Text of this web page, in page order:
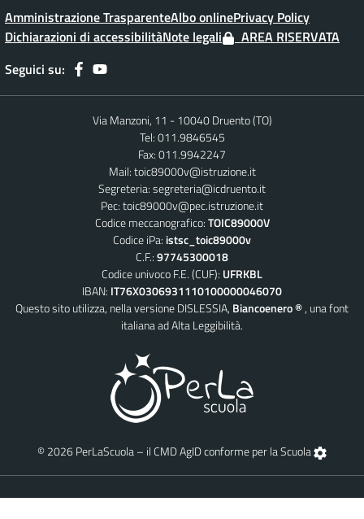
Amministrazione TrasparenteAlbo onlinePrivacy Policy
Dichiarazioni di accessibilitàNote legali
AREA RISERVATA
Seguici su:
Via Manzoni, 11 - 10040 Druento (TO)
Tel: 011.9846545
Fax: 011.9942247
Mail:toic89000v@istruzione.it
Segreteria:segreteria@icdruento.it
Pec:toic89000v@pec.istruzione.it
Codice meccanografico:TOIC89000V
Codice iPa: istsc_toic89000v
C.F.:97745300018
Codice univoco F.E. (CUF): UFRKBL
IBAN: IT76X0306931110100000046070
Questo sito utilizza, nella versione DISLESSIA, Biancoenero ®, una font
italiana ad Alta Leggibilità.
© 2026 PerLaScuola – il CMD AgID conforme per la Scuola